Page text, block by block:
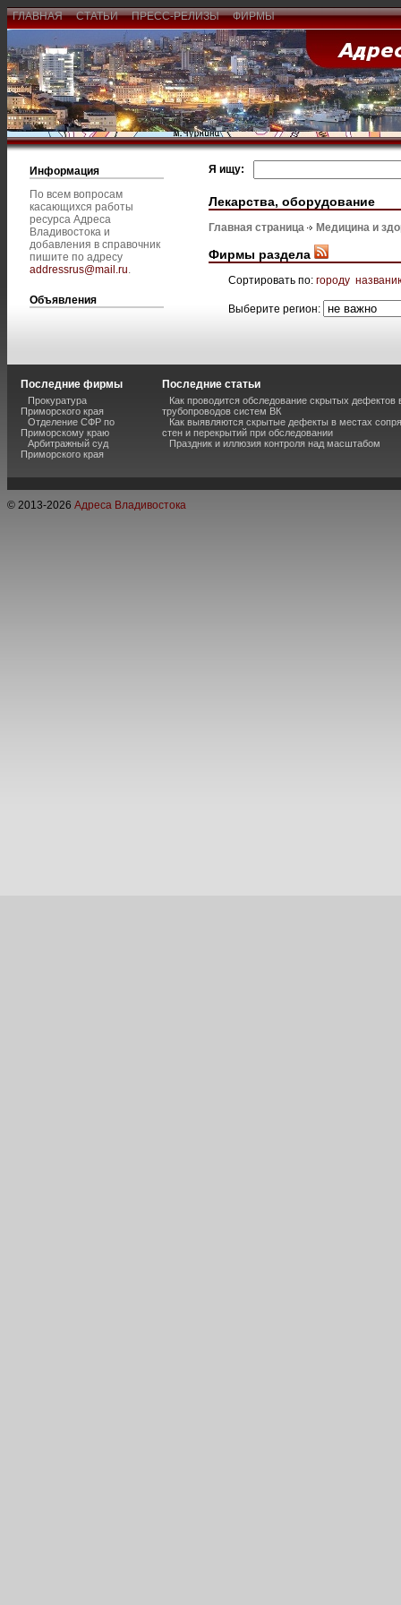
ГЛАВНАЯ СТАТЬИ ПРЕСС-РЕЛИЗЫ ФИРМЫ
Информация
По всем вопросам
касающихся работы
ресурса Адреса
Владивостока и
добавления в справочник
пишите по адресу
addressrus@mail.ru.
Объявления
Я ищу:
Лекарства, оборудование
Главная страница Медицина и
Фирмы раздела
Сортировать по: городу
Выберите регион:
Последние фирмы
Прокуратура
Приморского края
Отделение СФР по
Приморскому краю
Арбитражный суд
Приморского края
Последние статьи
Как проводится обследование скрытых дефектов
трубопроводов систем ВК
Как выявляются скрытые дефекты в местах
стен и перекрытий при обследовании
Праздник и иллюзия контроля над масштабом
© 2013-2026 Адреса Владивостока